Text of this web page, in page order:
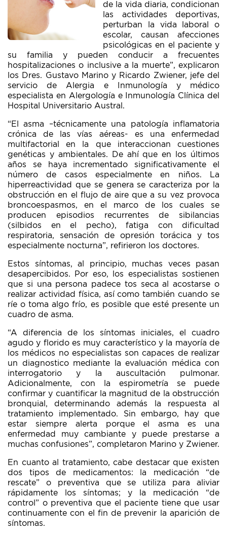
de la vida diaria, condicionan
las actividades deportivas,
perturban la vida laboral o
escolar, causan afecciones
psicológicas en el paciente y
su familia y pueden conducir a frecuentes
hospitalizaciones o inclusive a la muerte”, explicaron
los Dres. Gustavo Marino y Ricardo Zwiener, jefe del
servicio de Alergia e Inmunología y médico
especialista en Alergología e Inmunología Clínica del
Hospital Universitario Austral.
“El asma –técnicamente una patología inflamatoria
crónica de las vías aéreas- es una enfermedad
multifactorial en la que interaccionan cuestiones
genéticas y ambientales. De ahí que en los últimos
años se haya incrementado significativamente el
número de casos especialmente en niños. La
hiperreactividad que se genera se caracteriza por la
obstrucción en el flujo de aire que a su vez provoca
broncoespasmos, en el marco de los cuales se
producen episodios recurrentes de sibilancias
(silbidos en el pecho), fatiga con dificultad
respiratoria, sensación de opresión torácica y tos
especialmente nocturna”, refirieron los doctores.
Estos síntomas, al principio, muchas veces pasan
desapercibidos. Por eso, los especialistas sostienen
que si una persona padece tos seca al acostarse o
realizar actividad física, así como también cuando se
ríe o toma algo frío, es posible que esté presente un
cuadro de asma.
“A diferencia de los síntomas iniciales, el cuadro
agudo y florido es muy característico y la mayoría de
los médicos no especialistas son capaces de realizar
un diagnostico mediante la evaluación médica con
interrogatorio y la auscultación pulmonar.
Adicionalmente, con la espirometría se puede
confirmar y cuantificar la magnitud de la obstrucción
bronquial, determinando además la respuesta al
tratamiento implementado. Sin embargo, hay que
estar siempre alerta porque el asma es una
enfermedad muy cambiante y puede prestarse a
muchas confusiones”, completaron Marino y Zwiener.
En cuanto al tratamiento, cabe destacar que existen
dos tipos de medicamentos: la medicación “de
rescate” o preventiva que se utiliza para aliviar
rápidamente los síntomas; y la medicación “de
control” o preventiva que el paciente tiene que usar
continuamente con el fin de prevenir la aparición de
síntomas.